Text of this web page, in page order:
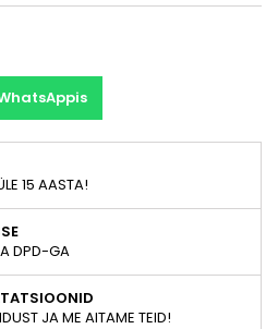
15 AASTA!
DPD-GA
JA ME AITAME TEID!